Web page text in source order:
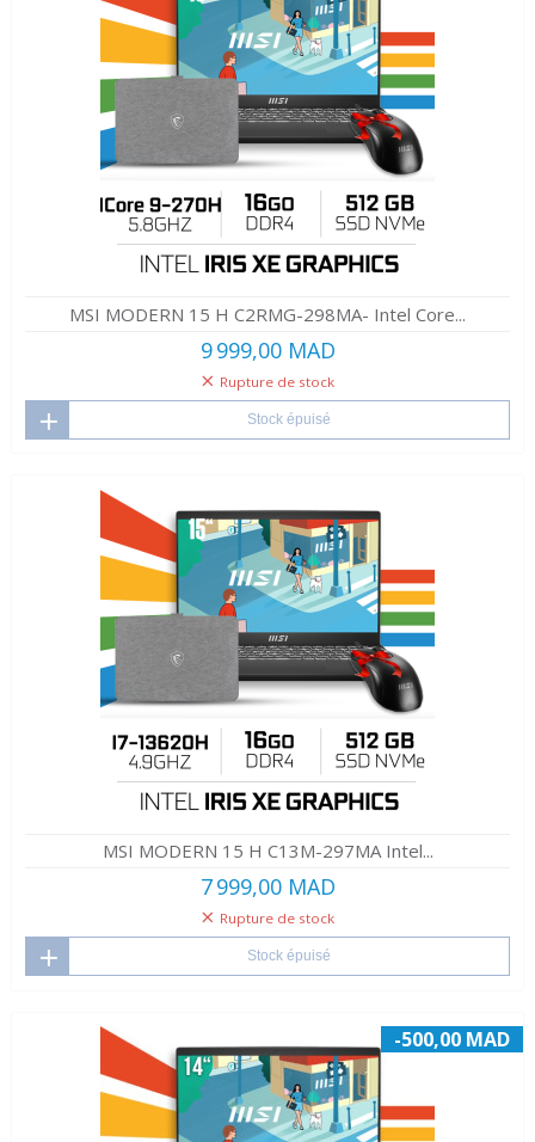
MSI MODERN 15 H C2RMG-298MA- Intel Core...
9 999,00 MAD
Rupture de stock
Stock épuisé
MSI MODERN 15 H C13M-297MA Intel...
7 999,00 MAD
Rupture de stock
Stock épuisé
-500,00 MAD